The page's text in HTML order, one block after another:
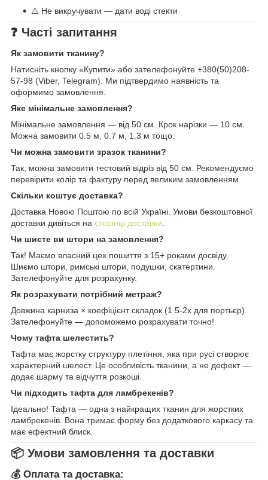
⚠️ Не викручувати — дати воді стекти
❓ Часті запитання
Як замовити тканину?
Натисніть кнопку «Купити» або зателефонуйте +380(50)208-
57-98 (Viber, Telegram). Ми підтвердимо наявність та
оформимо замовлення.
Яке мінімальне замовлення?
Мінімальне замовлення — від 50 см. Крок нарізки — 10 см.
Можна замовити 0.5 м, 0.7 м, 1.3 м тощо.
Чи можна замовити зразок тканини?
Так, можна замовити тестовий відріз від 50 см. Рекомендуємо
перевірити колір та фактуру перед великим замовленням.
Скільки коштує доставка?
Доставка Новою Поштою по всій Україні. Умови безкоштовної
доставки дивіться на сторінці доставки.
Чи шиєте ви штори на замовлення?
Так! Маємо власний цех пошиття з 15+ роками досвіду.
Шиємо штори, римські штори, подушки, скатертини.
Зателефонуйте для розрахунку.
Як розрахувати потрібний метраж?
Довжина карниза × коефіцієнт складок (1.5-2x для портьєр).
Зателефонуйте — допоможемо розрахувати точно!
Чому тафта шелестить?
Тафта має жорстку структуру плетіння, яка при русі створює
характерний шелест. Це особливість тканини, а не дефект —
додає шарму та відчуття розкоші.
Чи підходить тафта для ламбрекенів?
Ідеально! Тафта — одна з найкращих тканин для жорстких
ламбрекенів. Вона тримає форму без додаткового каркасу та
має ефектний блиск.
📦 Умови замовлення та доставки
💰 Оплата та доставка: